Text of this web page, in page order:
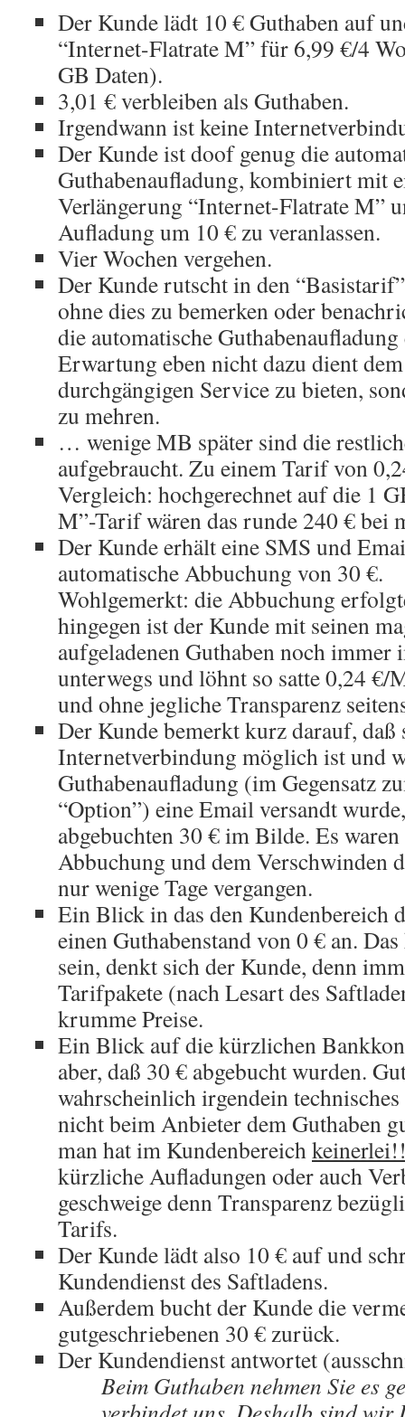
Der Kunde lädt 10 € Guthaben auf
“Internet-Flatrate M” für 6,99 €/4
GB Daten).
3,01 € verbleiben als Guthaben.
Irgendwann ist keine
Der Kunde ist doof genug die
Guthabenaufladung, kombiniert mit
Verlängerung “Internet-Flatrate M”
Aufladung um 10 € zu veranlassen.
Vier Wochen vergehen.
Der Kunde rutscht in den
ohne dies zu bemerken oder
die automatische Guthabenaufladung
Erwartung eben nicht dazu dient
durchgängigen Service zu bieten,
zu mehren.
… wenige MB später sind die
aufgebraucht. Zu einem Tarif von
Vergleich: hochgerechnet auf die 1
M”-Tarif wären das runde 240 € bei
Der Kunde erhält eine SMS und
automatische Abbuchung von 30 €.
Wohlgemerkt: die Abbuchung
hingegen ist der Kunde mit seinen
aufgeladenen Guthaben noch immer
unterwegs und löhnt so satte 0,24
und ohne jegliche Transparenz
Der Kunde bemerkt kurz darauf, daß
Internetverbindung möglich ist und
Guthabenaufladung (im Gegensatz
“Option”) eine Email versandt
abgebuchten 30 € im Bilde. Es
Abbuchung und dem Verschwinden
nur wenige Tage vergangen.
Ein Blick in das den Kundenbereich
einen Guthabenstand von 0 € an.
sein, denkt sich der Kunde, denn
Tarifpakete (nach Lesart des
krumme Preise.
Ein Blick auf die kürzlichen
aber, daß 30 € abgebucht wurden.
wahrscheinlich irgendein
nicht beim Anbieter dem Guthaben
man hat im Kundenbereich
kürzliche Aufladungen oder auch
geschweige denn Transparenz
Tarifs.
Der Kunde lädt also 10 € auf und
Kundendienst des Saftladens.
Außerdem bucht der Kunde die
gutgeschriebenen 30 € zurück.
Der Kundendienst antwortet
Beim Guthaben nehmen Sie es